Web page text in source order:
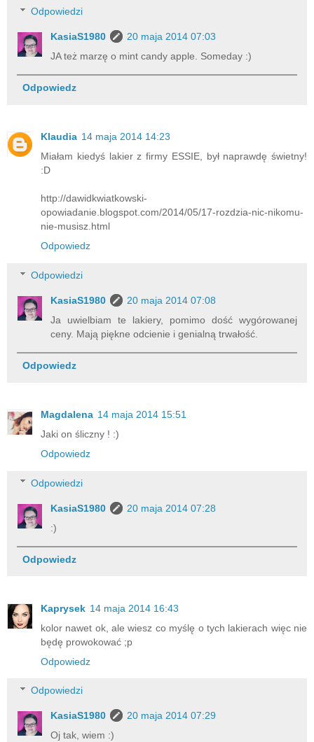
Odpowiedzi
KasiaS1980
20 maja 2014 07:03
JA też marzę o mint candy apple. Someday :)
Odpowiedz
Klaudia 14 maja 2014 14:23
Miałam kiedyś lakier z firmy ESSIE, był naprawdę świetny!
:D
http://dawidkwiatkowski-
opowiadanie.blogspot.com/2014/05/17-rozdzia-nic-nikomu-
nie-musisz.html
Odpowiedz
Odpowiedzi
KasiaS1980
20 maja 2014 07:08
Ja uwielbiam te lakiery, pomimo dość wygórowanej
ceny. Mają piękne odcienie i genialną trwałość.
Odpowiedz
Magdalena 14 maja 2014 15:51
Jaki on śliczny ! :)
Odpowiedz
Odpowiedzi
KasiaS1980
20 maja 2014 07:28
:)
Odpowiedz
Kaprysek 14 maja 2014 16:43
kolor nawet ok, ale wiesz co myślę o tych lakierach więc nie
będę prowokować ;p
Odpowiedz
Odpowiedzi
KasiaS1980
20 maja 2014 07:29
Oj tak, wiem :)